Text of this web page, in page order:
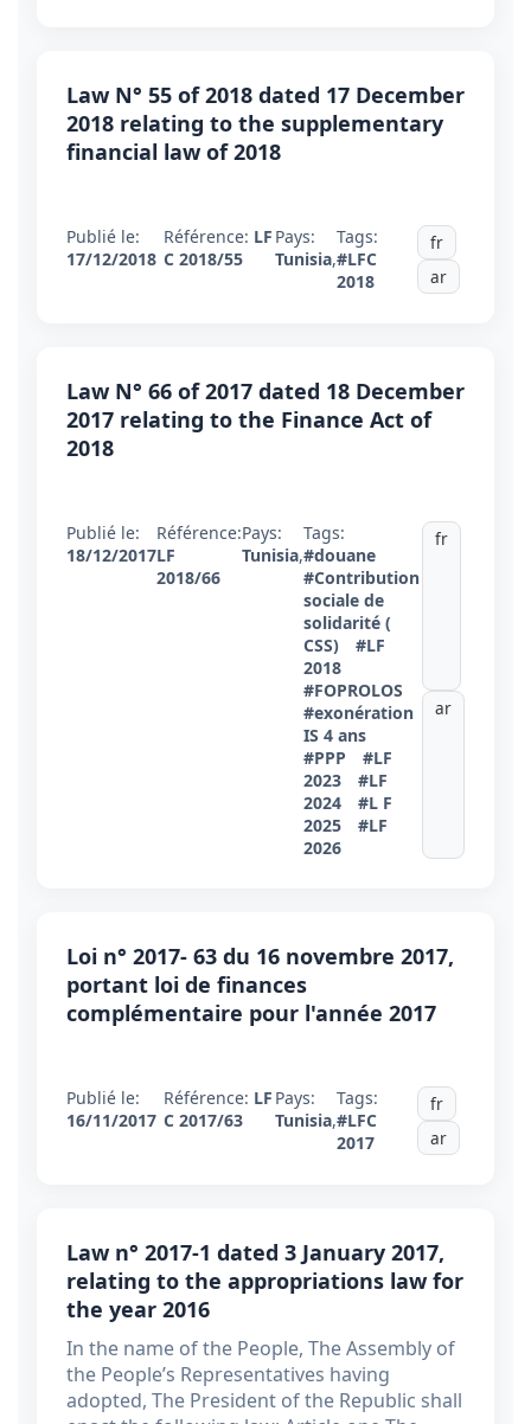
Law N° 55 of 2018 dated 17 December
2018 relating to the supplementary
financial law of 2018
Publié le:
17/12/2018
Référence: LF
C 2018/55
Pays:
Tunisia,
Tags:
#LFC
2018
fr
ar
Law N° 66 of 2017 dated 18 December
2017 relating to the Finance Act of
2018
Publié le:
18/12/2017
Référence:
LF
2018/66
Pays:
Tunisia,
Tags:
#douane
#Contribution
sociale de
solidarité (
CSS)
#LF
2018
#FOPROLOS
#exonération
IS 4 ans
#PPP
#LF
2023
#LF
2024
#L F
2025
#LF
2026
fr
ar
Loi n° 2017- 63 du 16 novembre 2017,
portant loi de finances
complémentaire pour l'année 2017
Publié le:
16/11/2017
Référence: LF
C 2017/63
Pays:
Tunisia,
Tags:
#LFC
2017
fr
ar
Law n° 2017-1 dated 3 January 2017,
relating to the appropriations law for
the year 2016
In the name of the People, The Assembly of
the People’s Representatives having
adopted, The President of the Republic shall